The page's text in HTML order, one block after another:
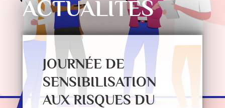
ACTUALITÉS
JOURNÉE DE
SENSIBILISATION
AUX RISQUES DU